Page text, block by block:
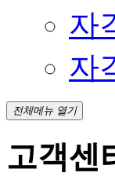
자
자
전체메뉴 열기
고객센